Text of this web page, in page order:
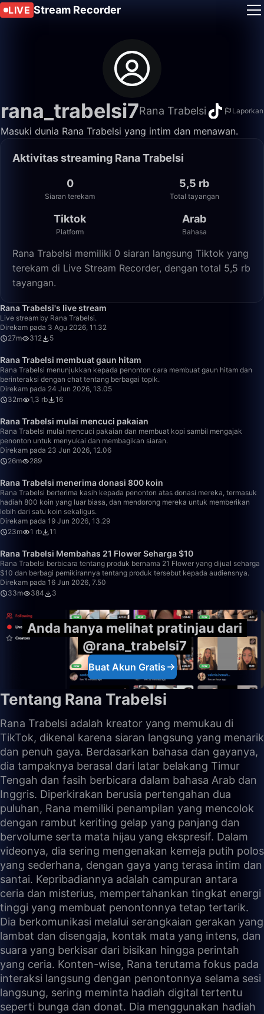
LIVE Stream Recorder
rana_trabelsi7Rana Trabelsi Laporkan
Masuki dunia Rana Trabelsi yang intim dan menawan.
Aktivitas streaming Rana Trabelsi
0
Siaran terekam
5,5 rb
Total tayangan
Tiktok
Platform
Arab
Bahasa
Rana Trabelsi memiliki 0 siaran langsung Tiktok yang
terekam di Live Stream Recorder, dengan total 5,5 rb
tayangan.
Rana Trabelsi's live stream
Live stream by Rana Trabelsi.
Direkam pada 3 Agu 2026, 11.32
27m
312 5
Rana Trabelsi membuat gaun hitam
Rana Trabelsi menunjukkan kepada penonton cara membuat gaun hitam dan
berinteraksi dengan chat tentang berbagai topik.
Direkam pada 24 Jun 2026, 13.05
32m
1,3 rb 16
Rana Trabelsi mulai mencuci pakaian
Rana Trabelsi mulai mencuci pakaian dan membuat kopi sambil mengajak
penonton untuk menyukai dan membagikan siaran.
Direkam pada 23 Jun 2026, 12.06
26m
289
Rana Trabelsi menerima donasi 800 koin
Rana Trabelsi berterima kasih kepada penonton atas donasi mereka, termasuk
hadiah 800 koin yang luar biasa, dan mendorong mereka untuk memberikan
lebih dari satu koin sekaligus.
Direkam pada 19 Jun 2026, 13.29
23m
1 rb 11
Rana Trabelsi Membahas 21 Flower Seharga $10
Rana Trabelsi berbicara tentang produk bernama 21 Flower yang dijual seharga
$10 dan berbagi pemikirannya tentang produk tersebut kepada audiensnya.
Direkam pada 16 Jun 2026, 7.50
33m
384 3
Anda hanya melihat pratinjau dari
@rana_trabelsi7
Buat Akun Gratis
Tentang Rana Trabelsi
Rana Trabelsi adalah kreator yang memukau di
TikTok, dikenal karena siaran langsung yang menarik
dan penuh gaya. Berdasarkan bahasa dan gayanya,
dia tampaknya berasal dari latar belakang Timur
Tengah dan fasih berbicara dalam bahasa Arab dan
Inggris. Diperkirakan berusia pertengahan dua
puluhan, Rana memiliki penampilan yang mencolok
dengan rambut keriting gelap yang panjang dan
bervolume serta mata hijau yang ekspresif. Dalam
videonya, dia sering mengenakan kemeja putih polos
yang sederhana, dengan gaya yang terasa intim dan
santai. Kepribadiannya adalah campuran antara
ceria dan misterius, mempertahankan tingkat energi
tinggi yang membuat penontonnya tetap tertarik.
Dia berkomunikasi melalui serangkaian gerakan yang
lambat dan disengaja, kontak mata yang intens, dan
suara yang berkisar dari bisikan hingga perintah
yang ceria. Konten-wise, Rana terutama fokus pada
interaksi langsung dengan penontonnya selama sesi
langsung, sering meminta hadiah digital tertentu
seperti bunga dan donat. Dia menggunakan hadiah